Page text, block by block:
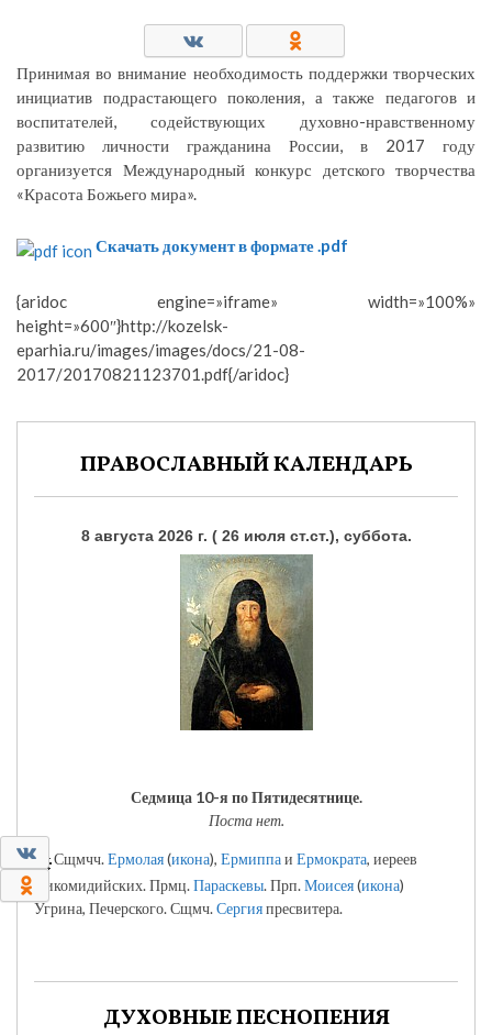
0
0
Принимая во внимание необходимость поддержки творческих
инициатив подрастающего поколения, а также педагогов и
воспитателей, содействующих духовно-нравственному
развитию личности гражданина России, в 2017 году
организуется Международный конкурс детского творчества
«Красота Божьего мира».
Скачать документ в формате .pdf
{aridoc engine=»iframe» width=»100%»
height=»600″}http://kozelsk-
eparhia.ru/images/images/docs/21-08-
2017/20170821123701.pdf{/aridoc}
ПРАВОСЛАВНЫЙ КАЛЕНДАРЬ
8 августа 2026 г. ( 26 июля ст.ст.), суббота.
Седмица 10-я по Пятидесятнице.
Поста нет.
Сщмчч.Ермолая(икона), Ермиппаи Ермократа, иереев
Никомидийских. Прмц.Параскевы. Прп.Моисея(икона)
Угрина, Печерского. Сщмч.Сергияпресвитера.
ДУХОВНЫЕ ПЕСНОПЕНИЯ